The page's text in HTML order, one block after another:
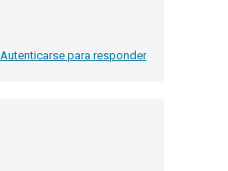
Autenticarse para responder